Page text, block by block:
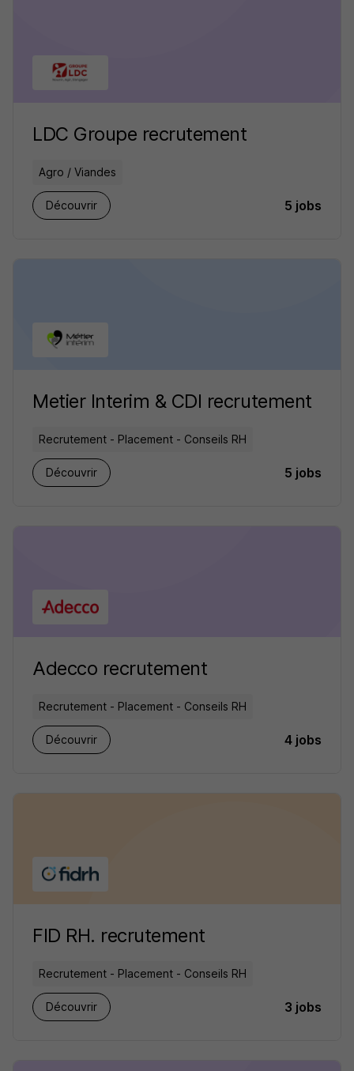
LDC Groupe recrutement
Agro / Viandes
Découvrir 5 jobs
Metier Interim & CDI recrutement
Recrutement - Placement - Conseils RH
Découvrir 5 jobs
Adecco recrutement
Recrutement - Placement - Conseils RH
Découvrir 4 jobs
FID RH. recrutement
Recrutement - Placement - Conseils RH
Découvrir 3 jobs